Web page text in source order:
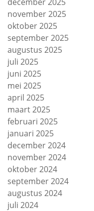
november 2025
oktober 2025
september 2025
augustus 2025
juli 2025
juni 2025
mei 2025
april 2025
maart 2025
februari 2025
januari 2025
december 2024
november 2024
oktober 2024
september 2024
augustus 2024
juli 2024